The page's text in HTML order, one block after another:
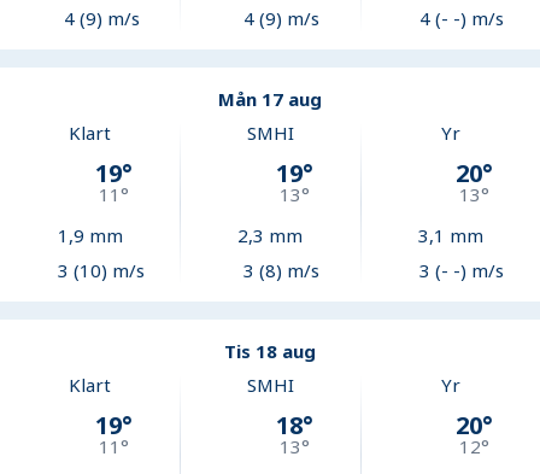
4 (9) m/s
4 (9) m/s
4 (- -) m/s
Mån 17 aug
Klart
19°
11°
1,9 mm
3 (10) m/s
SMHI
19°
13°
2,3 mm
3 (8) m/s
Yr
20°
13°
3,1 mm
3 (- -) m/s
Tis 18 aug
Klart
19°
11°
SMHI
18°
13°
Yr
20°
12°